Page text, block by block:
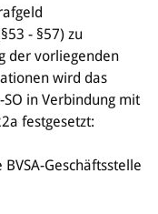
- §57) zu
der vorliegenden
wird das
in Verbindung mit
festgesetzt:
Geschäftsstelle